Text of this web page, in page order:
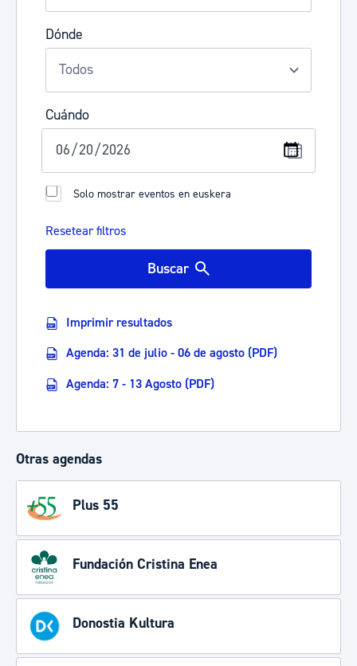
Dónde
Cuándo
Solo mostrar eventos en euskera
Resetear filtros
Buscar
Imprimir resultados
Agenda: 31 de julio - 06 de agosto (PDF)
Agenda: 7 - 13 Agosto (PDF)
Otras agendas
Plus 55
Fundación Cristina Enea
Donostia Kultura